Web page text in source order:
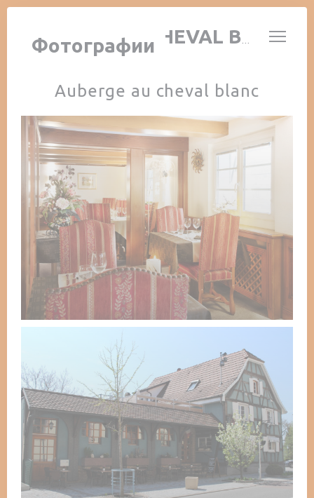
Панель управления cookies
AUBERGE AU CHEVAL BLANC
Фотографии
Auberge au cheval blanc